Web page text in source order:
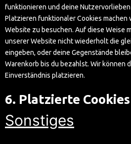
funktionieren und deine
Platzieren funktionaler Cookies machen
Website zu besuchen. Auf diese Weise
unserer Website nicht wiederholt die
eingeben, oder deine Gegenstände
Warenkorb bis du bezahlst. Wir können
Einverständnis platzieren.
6. Platzierte Cookies
Sonstiges